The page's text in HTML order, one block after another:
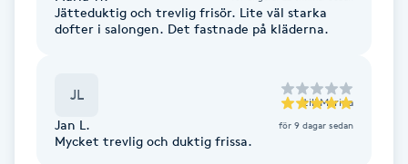
FriskvårdJätteduktig och trevlig frisör. Lite väl starka
dofter i salongen. Det fastnade på kläderna.
JL till Marina
Jan L. för 9 dagar sedan
Mycket trevlig och duktig frissa.